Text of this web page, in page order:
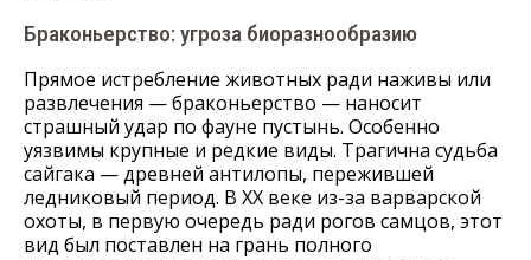
Браконьерство: угроза биоразнообразию
Прямое истребление животных ради наживы или
развлечения — браконьерство — наносит
страшный удар по фауне пустынь. Особенно
уязвимы крупные и редкие виды. Трагична судьба
сайгака — древней антилопы, пережившей
ледниковый период. В XX веке из-за варварской
охоты, в первую очередь ради рогов самцов, этот
вид был поставлен на грань полного